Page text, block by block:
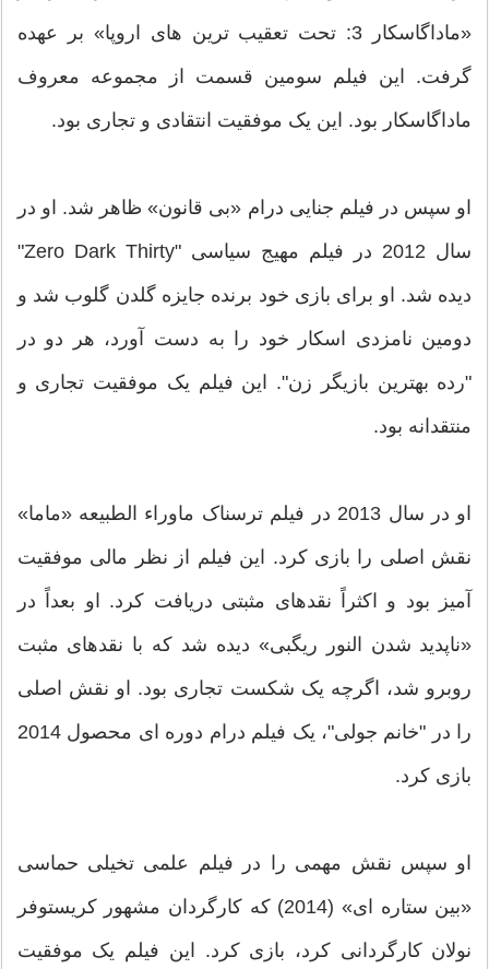
«ماداگاسکار 3: تحت تعقیب ترین های اروپا» بر عهده
گرفت. این فیلم سومین قسمت از مجموعه معروف
ماداگاسکار بود. این یک موفقیت انتقادی و تجاری بود.
او سپس در فیلم جنایی درام «بی قانون» ظاهر شد. او در
سال 2012 در فیلم مهیج سیاسی "Zero Dark Thirty"
دیده شد. او برای بازی خود برنده جایزه گلدن گلوب شد و
دومین نامزدی اسکار خود را به دست آورد، هر دو در
"رده بهترین بازیگر زن". این فیلم یک موفقیت تجاری و
منتقدانه بود.
او در سال 2013 در فیلم ترسناک ماوراء الطبیعه «ماما»
نقش اصلی را بازی کرد. این فیلم از نظر مالی موفقیت
آمیز بود و اکثراً نقدهای مثبتی دریافت کرد. او بعداً در
«ناپدید شدن النور ریگبی» دیده شد که با نقدهای مثبت
روبرو شد، اگرچه یک شکست تجاری بود. او نقش اصلی
را در "خانم جولی"، یک فیلم درام دوره ای محصول 2014
بازی کرد.
او سپس نقش مهمی را در فیلم علمی تخیلی حماسی
«بین ستاره ای» (2014) که کارگردان مشهور کریستوفر
نولان کارگردانی کرد، بازی کرد. این فیلم یک موفقیت